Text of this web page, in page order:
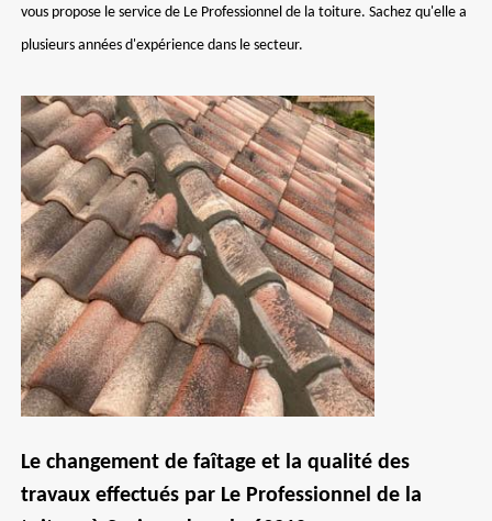
vous propose le service de Le Professionnel de la toiture. Sachez qu'elle a
plusieurs années d'expérience dans le secteur.
Le changement de faîtage et la qualité des
travaux effectués par Le Professionnel de la